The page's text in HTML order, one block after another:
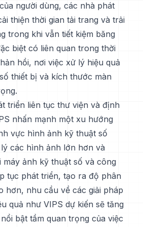
người dùng, các nhà phát
thiện thời gian tải trang và trải
trong khi vẫn tiết kiệm băng
biệt có liên quan trong thời
hồi, nơi việc xử lý hiệu quả
thiết bị và kích thước màn
triển liên tục thư viện và định
nhấn mạnh một xu hướng
vực hình ảnh kỹ thuật số
các hình ảnh lớn hơn và
máy ảnh kỹ thuật số và công
tục phát triển, tạo ra độ phân
hơn, nhu cầu về các giải pháp
quả như VIPS dự kiến sẽ tăng
bật tầm quan trọng của việc